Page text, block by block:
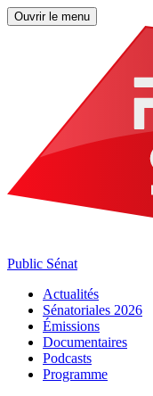
Ouvrir le menu
Public Sénat
Actualités
Sénatoriales 2026
Émissions
Documentaires
Podcasts
Programme